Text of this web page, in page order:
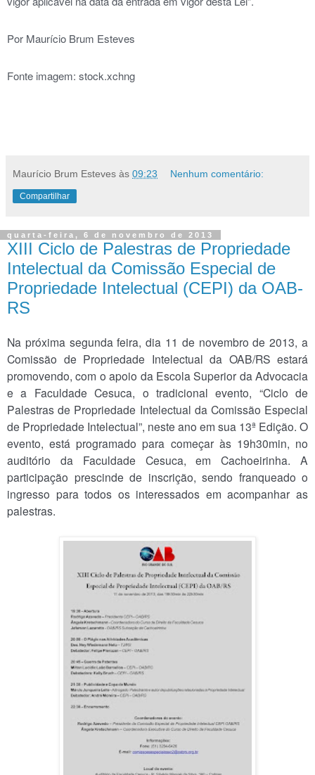
Por Maurício Brum Esteves
Fonte imagem: stock.xchng
Maurício Brum Esteves às 09:23 Nenhum comentário:
Compartilhar
quarta-feira, 6 de novembro de 2013
XIII Ciclo de Palestras de Propriedade
Intelectual da Comissão Especial de
Propriedade Intelectual (CEPI) da OAB-
RS
Na próxima segunda feira, dia 11 de novembro de 2013, a
Comissão de Propriedade Intelectual da OAB/RS estará
promovendo, com o apoio da Escola Superior da Advocacia
e a Faculdade Cesuca, o tradicional evento, “Ciclo de
Palestras de Propriedade Intelectual da Comissão Especial
de Propriedade Intelectual”, neste ano em sua 13ª Edição. O
evento, está programado para começar às 19h30min, no
auditório da Faculdade Cesuca, em Cachoeirinha. A
participação prescinde de inscrição, sendo franqueado o
ingresso para todos os interessados em acompanhar as
palestras.